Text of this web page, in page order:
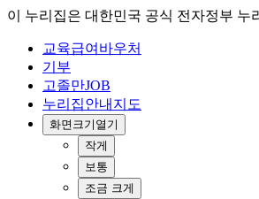
이 누리집은 대한민국 공식 전자정부 누
교육급여바우처
기부
고졸만JOB
누리집안내지도
화면크기 열기
작게
보통
조금 크게